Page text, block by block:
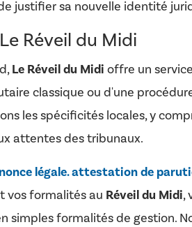
justifier sa nouvelle identité
Réveil du Midi
Le Réveil du Midi offre un
classique ou d'une
les spécificités locales, y
attentes des tribunaux.
légale. attestation de
vos formalités au Réveil du Midi,
formalités de gestion.